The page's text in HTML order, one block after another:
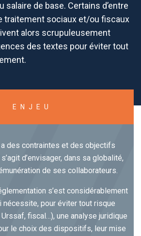
salaire de base. Certains d’entre
traitement sociaux et/ou fiscaux
alors scrupuleusement
des textes pour éviter tout
ENJEU
des contraintes et des objectifs
d’envisager, dans sa globalité,
de ses collaborateurs.
s’est considérablement
nécessite, pour éviter tout risque
fiscal…), une analyse juridique
le choix des dispositifs, leur mise